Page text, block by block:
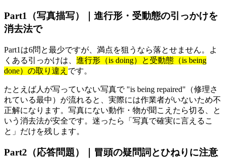
Part1（写真描写）｜進行形・受動態の引っかけを
消去法で
Part1は6問と最少ですが、満点を狙うなら落とせません。よ
くある引っかけは、 進行形（is doing）と受動態（is being
done）の取り違え です。
たとえば人が写っていない写真で "is being repaired"（修理さ
れている最中）が流れると、実際には作業者がいないため不
正解になります。写真にない動作・物が聞こえたら切る、と
いう消去法が安全です。迷ったら「写真で確実に言えるこ
と」だけを残します。
Part2（応答問題）｜冒頭の疑問詞とひねりに注意